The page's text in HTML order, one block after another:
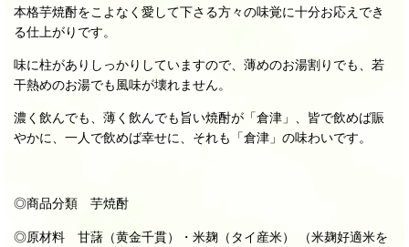
本格芋焼酎をこよなく愛して下さる方々の味覚に十分お応えでき
る仕上がりです。
味に柱がありしっかりしていますので、薄めのお湯割りでも、若
干熱めのお湯でも風味が壊れません。
濃く飲んでも、薄く飲んでも旨い焼酎が「倉津」、皆で飲めば賑
やかに、一人で飲めば幸せに、それも「倉津」の味わいです。
◎商品分類 芋焼酎
◎原材料 甘藷（黄金千貫）・米麹（タイ産米） （米麹好適米を